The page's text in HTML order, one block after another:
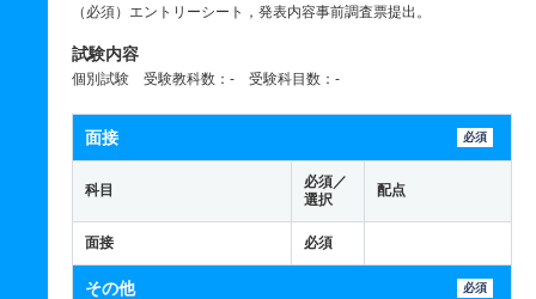
（必須）エントリーシート，発表内容事前調査票提出。
試験内容
個別試験 受験教科数：- 受験科目数：-
面接 必須
科目
必須／
選択
配点
面接 必須
その他 必須